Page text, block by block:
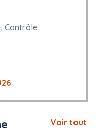
Contrôle
Voir tout